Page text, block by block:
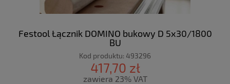
Festool Łącznik DOMINO bukowy D 5x30/1800
BU
Kod produktu: 493296
417,70 zł
zawiera 23% VAT